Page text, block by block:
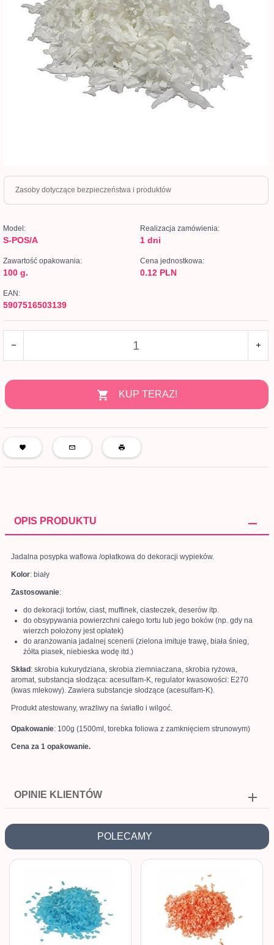
Zasoby dotyczące bezpieczeństwa i produktów
Model:
S-POS/A
Realizacja zamówienia:
1 dni
Zawartość opakowania:
100 g.
Cena jednostkowa:
0.12 PLN
EAN:
5907516503139
KUP TERAZ!
OPIS PRODUKTU
Jadalna posypka waflowa /opłatkowa do dekoracji wypieków.
Kolor: biały
Zastosowanie:
do dekoracji tortów, ciast, muffinek, ciasteczek, deserów itp.
do obsypywania powierzchni całego tortu lub jego boków (np. gdy na
wierzch położony jest opłatek)
do aranżowania jadalnej scenerii (zielona imituje trawę, biała śnieg,
żółta piasek, niebieska wodę itd.)
Skład : skrobia kukurydziana, skrobia ziemniaczana, skrobia ryżowa,
aromat, substancja słodząca: acesulfam-K, regulator kwasowości: E270
(kwas mlekowy). Zawiera substancje słodzące (acesulfam-K).
Produkt atestowany, wrażliwy na światło i wilgoć.
Opakowanie: 100g (1500ml, torebka foliowa z zamknięciem strunowym)
Cena za 1 opakowanie.
OPINIE KLIENTÓW
POLECAMY